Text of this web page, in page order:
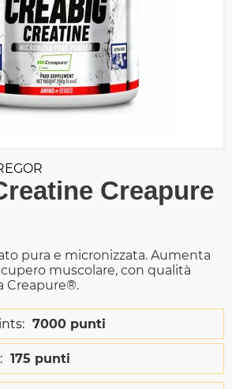
Creapure
pura e micronizzata. Aumenta
muscolare, con qualità
Creapure®.
7000 punti
175 punti